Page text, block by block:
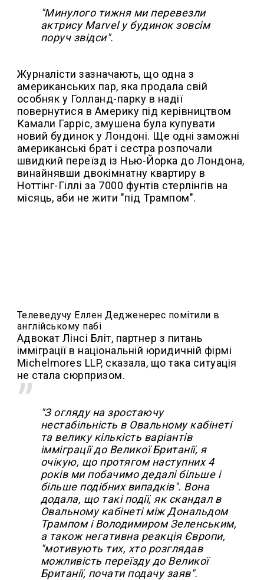
"Минулого тижня ми перевезли
актрису Marvel у будинок зовсім
поруч звідси".
Журналісти зазначають, що одна з
американських пар, яка продала свій
особняк у Голланд-парку в надії
повернутися в Америку під керівництвом
Камали Гарріс, змушена була купувати
новий будинок у Лондоні. Ще одні заможні
американські брат і сестра розпочали
швидкий переїзд із Нью-Йорка до Лондона,
винайнявши двокімнатну квартиру в
Ноттінг-Гіллі за 7000 фунтів стерлінгів на
місяць, аби не жити "під Трампом".
Телеведучу Еллен Дедженерес помітили в
англійському пабі
Адвокат Лінсі Бліт, партнер з питань
імміграції в національній юридичній фірмі
Michelmores LLP, сказала, що така ситуація
не стала сюрпризом.
"З огляду на зростаючу
нестабільність в Овальному кабінеті
та велику кількість варіантів
імміграції до Великої Британії, я
очікую, що протягом наступних 4
років ми побачимо дедалі більше і
більше подібних випадків". Вона
додала, що такі події, як скандал в
Овальному кабінеті між Дональдом
Трампом і Володимиром Зеленським,
а також негативна реакція Європи,
"мотивують тих, хто розглядав
можливість переїзду до Великої
Британії, почати подачу заяв".